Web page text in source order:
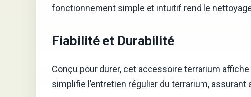
fonctionnement simple et intuitif rend le
Fiabilité et Durabilité
Conçu pour durer, cet accessoire terrarium
simplifie l’entretien régulier du terrarium,